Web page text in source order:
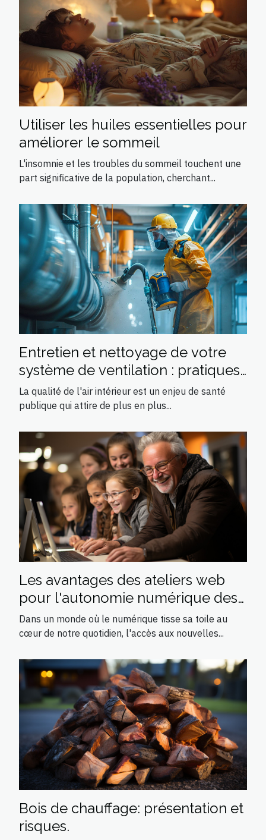
Utiliser les huiles essentielles pour
améliorer le sommeil
L'insomnie et les troubles du sommeil touchent une
part significative de la population, cherchant...
Entretien et nettoyage de votre
système de ventilation : pratiques
et conseils
La qualité de l'air intérieur est un enjeu de santé
publique qui attire de plus en plus...
Les avantages des ateliers web
pour l'autonomie numérique des
seniors
Dans un monde où le numérique tisse sa toile au
cœur de notre quotidien, l'accès aux nouvelles...
Bois de chauffage: présentation et
risques.